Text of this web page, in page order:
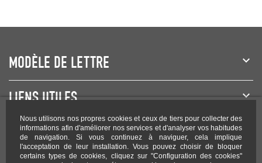
Nous utilisons nos propres cookies et ceux de tiers pour collecter des
informations afin d'améliorer nos services et d'analyser vos habitudes
de navigation. Si vous continuez à naviguer, cela implique
l'acceptation de leur installation. Vous pouvez choisir de bloquer
certains types de cookies, cliquez sur "Configuration des cookies"
MODÈLE DE LETTRE
LIENS UTILES
NEWSLETTER